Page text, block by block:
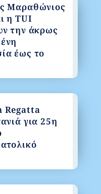
Μαραθώνιος
η TUI
την άκρως
έως το
Regatta
για 25η